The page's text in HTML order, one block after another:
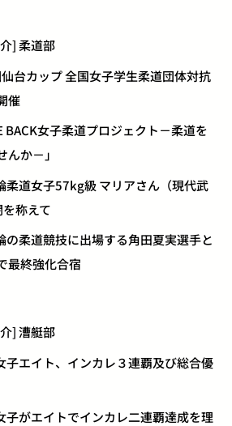
] 柔道部
台カップ 全国女子学生柔道団体対抗
催
BACK女子柔道プロジェクト－柔道を
か－」
柔道女子57kg級 マリアさん（現代武
称えて
の柔道競技に出場する角田夏実選手と
最終強化合宿
] 漕艇部
子エイト、インカレ３連覇及び総合優
子がエイトでインカレ二連覇達成を理